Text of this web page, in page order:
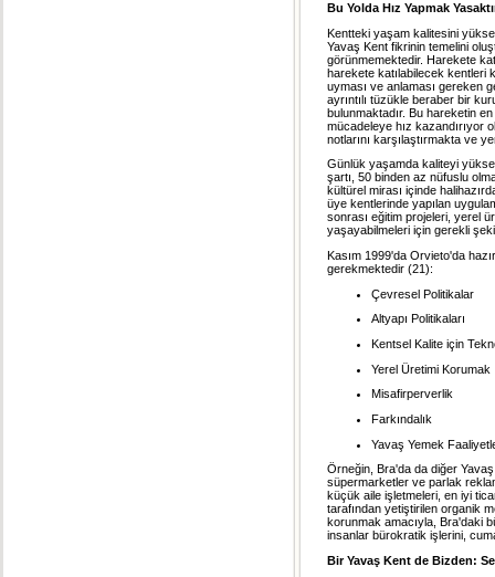
Bu Yolda Hız Yapmak
Kentteki yaşam kalitesini
Yavaş Kent fikrinin temelini
görünmemektedir. Harekete
harekete katılabilecek kentleri
uyması ve anlaması gereken
ayrıntılı tüzükle beraber bir
bulunmaktadır. Bu hareketin
mücadeleye hız kazandırıyor
notlarını karşılaştırmakta ve
Günlük yaşamda kaliteyi
şartı, 50 binden az nüfuslu
kültürel mirası içinde
üye kentlerinde yapılan
sonrası eğitim projeleri, yerel
yaşayabilmeleri için gerekli
Kasım 1999'da Orvieto'da
gerekmektedir (21):
Çevresel Politikalar
Altyapı Politikaları
Kentsel Kalite için
Yerel Üretimi Korumak
Misafirperverlik
Farkındalık
Yavaş Yemek
Örneğin, Bra'da da diğer
süpermarketler ve parlak
küçük aile işletmeleri, en iyi
tarafından yetiştirilen organik
korunmak amacıyla, Bra'daki
insanlar bürokratik işlerini,
Bir Yavaş Kent de Bizden: